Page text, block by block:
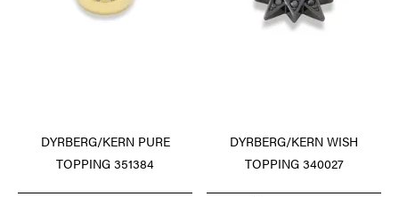
DYRBERG/KERN PURE
TOPPING 351384
DYRBERG/KERN WISH
TOPPING 340027